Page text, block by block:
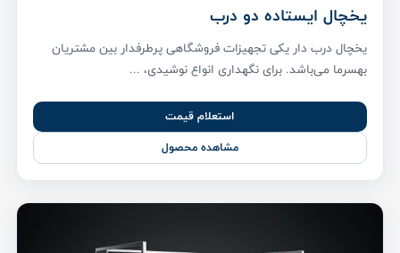
یخچال ایستاده دو درب
یخچال درب دار یکی تجهیزات فروشگاهی پر‌طرفدار بین مشتریان
بهسرما می‌باشد. برای نگهداری انواع نوشیدی، ...
استعلام قیمت
مشاهده محصول